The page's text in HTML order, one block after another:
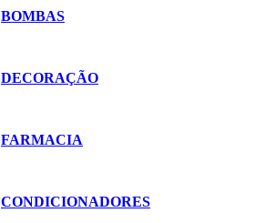
BOMBAS
DECORAÇÃO
FARMACIA
CONDICIONADORES